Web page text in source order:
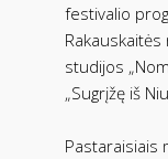
festivalio
studijos
„Sugrįžę iš
Pastaraisiais